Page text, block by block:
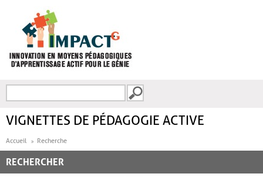
FORMULAIRE DE
VIGNETTES DE PÉDAGOGIE ACTIVE
Accueil Recherche
RECHERCHER